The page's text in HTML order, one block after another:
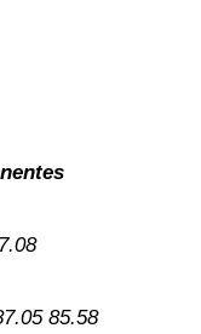
85.58